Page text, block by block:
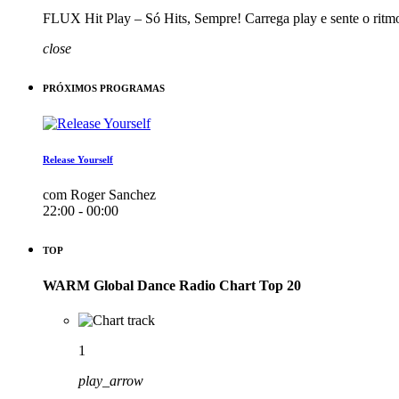
FLUX Hit Play – Só Hits, Sempre! Carrega play e sente o
close
PRÓXIMOS PROGRAMAS
Release Yourself
com Roger Sanchez
22:00 - 00:00
TOP
WARM Global Dance Radio Chart Top 20
1
play_arrow